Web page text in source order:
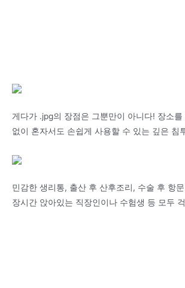
게다가 .jpg의 장점은 그뿐만이 아니다! 장소
없이 혼자서도 손쉽게 사용할 수 있는 깊은 침
민감한 생리통, 출산 후 산후조리, 수술 후 항
장시간 앉아있는 직장인이나 수험생 등 모두